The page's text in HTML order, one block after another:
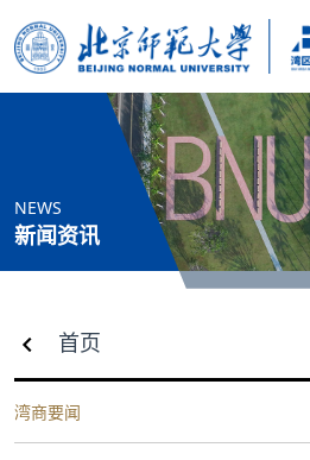
学院概况
师资队伍
人才培养
NEWS
新闻资讯
首页
湾商要闻